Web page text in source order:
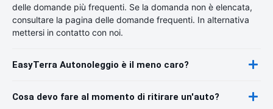
delle domande più frequenti. Se la domanda non è elencata,
consultare la pagina delle domande frequenti. In alternativa
mettersi in contatto con noi.
EasyTerra Autonoleggio è il meno caro?
Cosa devo fare al momento di ritirare un'auto?